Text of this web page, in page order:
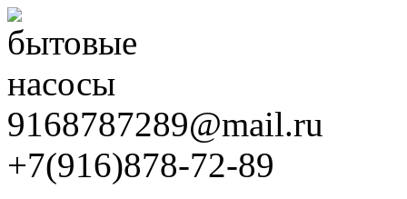
9168787289@mail.ru
+7(916)878-72-89